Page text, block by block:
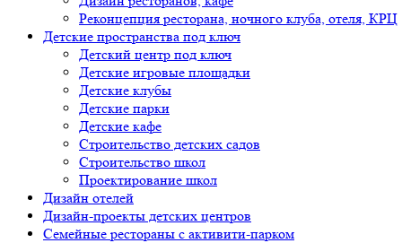
Реконцепция ресторана, ночного клуба, отеля, КРЦ
Детские пространства под ключ
Детский центр под ключ
Детские игровые площадки
Детские клубы
Детские парки
Детские кафе
Строительство детских садов
Строительство школ
Проектирование школ
Дизайн отелей
Дизайн-проекты детских центров
Семейные рестораны с активити-парком